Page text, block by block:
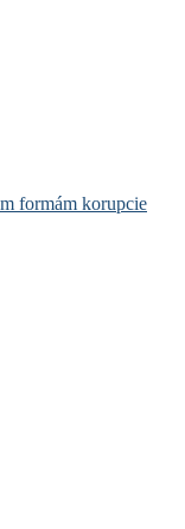
formám korupcie